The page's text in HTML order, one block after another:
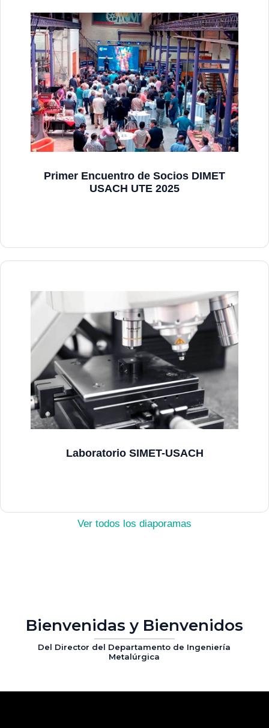
Primer Encuentro de Socios DIMET
USACH UTE 2025
Laboratorio SIMET-USACH
Ver todos los diaporamas
Bienvenidas y Bienvenidos
Del Director del Departamento de Ingeniería
Metalúrgica